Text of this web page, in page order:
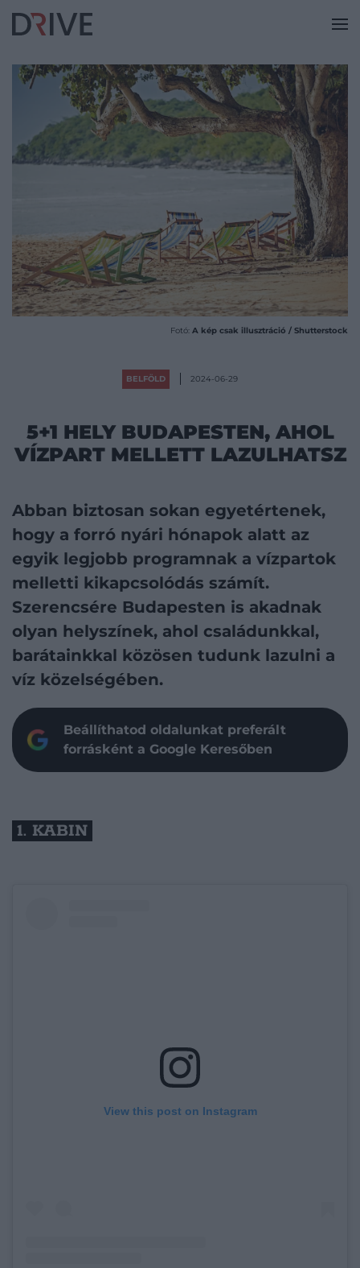
Fotó: A kép csak illusztráció / Shutterstock
BELFÖLD 2024-06-29
5+1 HELY BUDAPESTEN, AHOL
VÍZPART MELLETT LAZULHATSZ
Abban biztosan sokan egyetértenek,
hogy a forró nyári hónapok alatt az
egyik legjobb programnak a vízpartok
melletti kikapcsolódás számít.
Szerencsére Budapesten is akadnak
olyan helyszínek, ahol családunkkal,
barátainkkal közösen tudunk lazulni a
víz közelségében.
Beállíthatod oldalunkat preferált
forrásként a Google Keresőben
1. KABIN
View this post on Instagram